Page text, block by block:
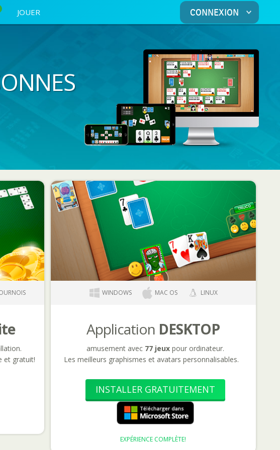
JOUER CONNEXION
et gratuit!
WINDOWS MAC OS LINUX
Application DESKTOP
amusement avec 77 jeuxpour ordinateur.
Les meilleurs graphismes et avatars personnalisables.
INSTALLER GRATUITEMENT
EXPÉRIENCE COMPLÈTE!